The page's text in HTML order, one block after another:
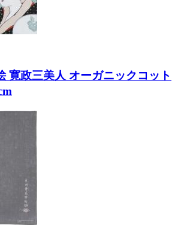
寛政三美人 オーガニックコット